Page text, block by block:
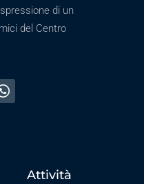
di un
del Centro
Attività